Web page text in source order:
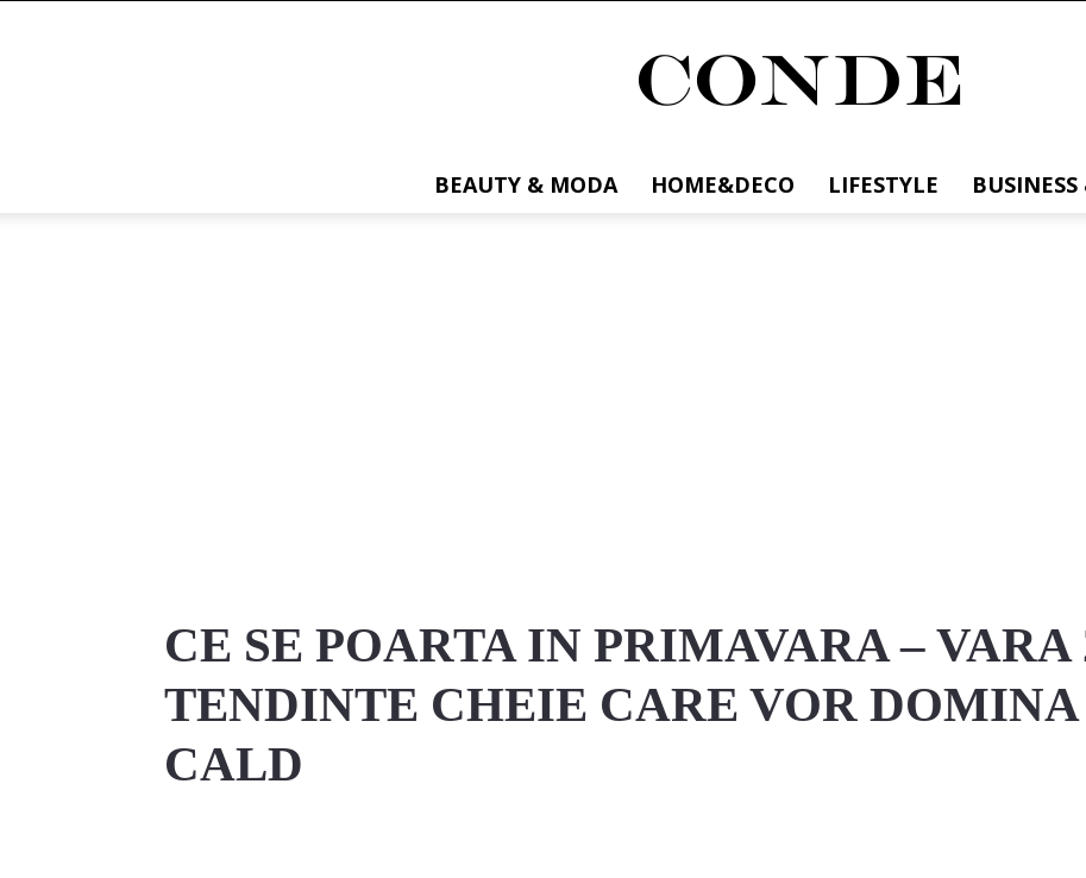
Conde
BEAUTY & MODA HOME&DECO LIFESTYLE
CE SE POARTA IN PRIMAVARA – VARA
TENDINTE CHEIE CARE VOR
CALD